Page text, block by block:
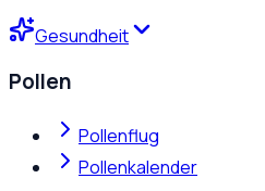
Gesundheit
Pollen
Pollenflug
Pollenkalender